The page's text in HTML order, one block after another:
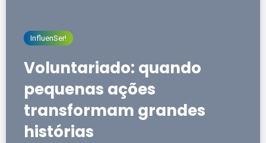
InfluenSer!
Voluntariado: quando
pequenas ações
transformam grandes
histórias